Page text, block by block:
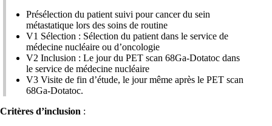
Présélection du patient suivi pour cancer du sein
métastatique lors des soins de routine
V1 Sélection : Sélection du patient dans le service de
médecine nucléaire ou d’oncologie
V2 Inclusion : Le jour du PET scan 68Ga-Dotatoc dans
le service de médecine nucléaire
V3 Visite de fin d’étude, le jour même après le PET scan
68Ga-Dotatoc.
Critères d’inclusion :